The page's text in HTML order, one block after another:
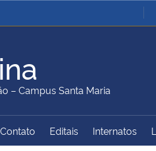
da Justiça e
Ministério da Defesa
da Educação
do Turismo
Ministério do
– Campus Santa Maria
Contato Editais Internatos